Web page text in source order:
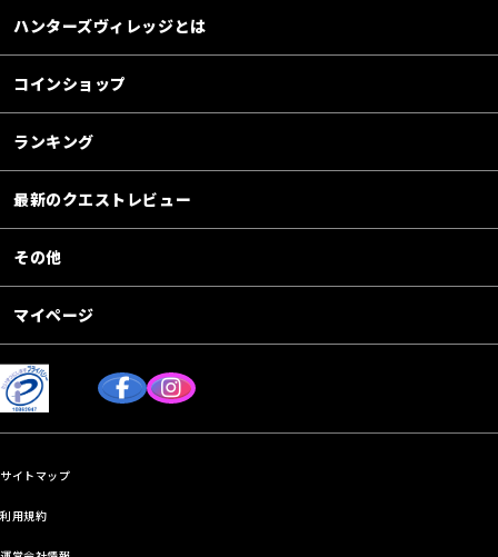
ハンターズヴィレッジとは
コインショップ
ランキング
最新のクエストレビュー
その他
マイページ
サイトマップ
利用規約